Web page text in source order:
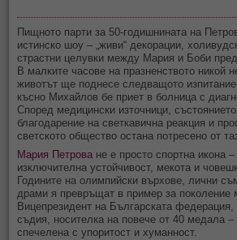
Пищното парти за 50-годишнината на
истинско шоу – „живи“ декорации,
страстни целувки между Мария и Боби
В малките часове на празненството никой
животът ще поднесе следващото
късно Михайлов бе приет в болница с
Според медицински източници,
благодарение на светкавична реакция и
светското общество остана потресено от
Мария Петрова не е просто спортна икона
изключителна устойчивост, мекота и
Годините на олимпийски върхове, лични
драми я превръщат в пример за поколение
Вицепрезидент на Българската
съдия, носителка на повече от 40 медала –
спечелена с упоритост и хуманност.